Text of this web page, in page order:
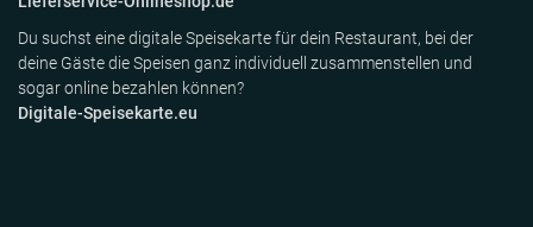
Du suchst eine digitale Speisekarte für dein Restaurant, bei der
deine Gäste die Speisen ganz individuell zusammenstellen und
sogar online bezahlen können?
Digitale-Speisekarte.eu